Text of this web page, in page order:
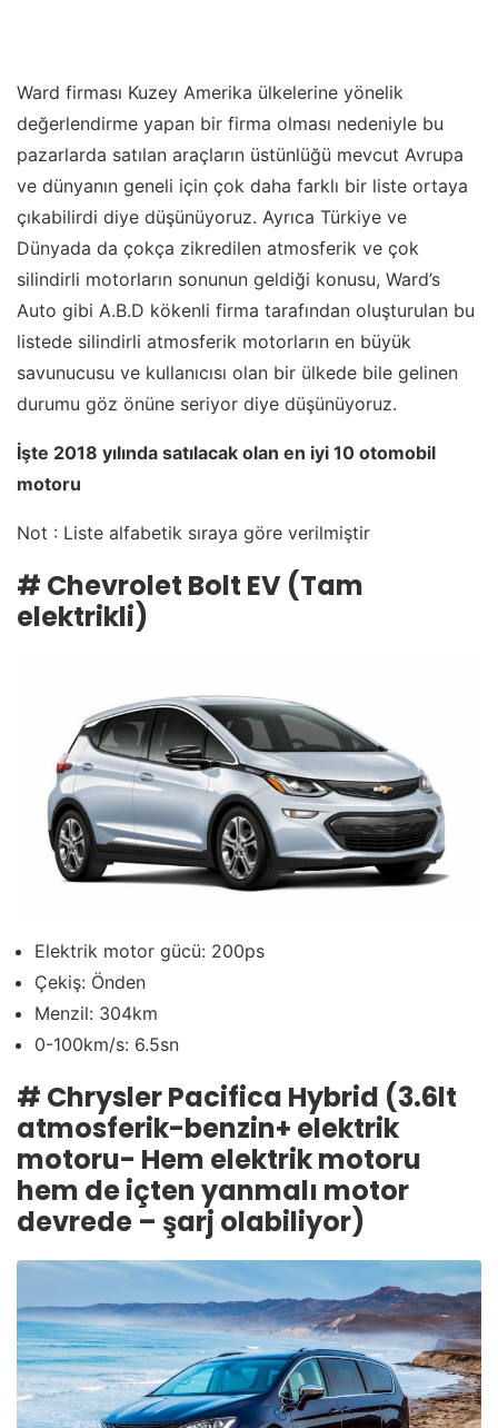
Ward firması Kuzey Amerika ülkelerine yönelik
değerlendirme yapan bir firma olması nedeniyle bu
pazarlarda satılan araçların üstünlüğü mevcut Avrupa
ve dünyanın geneli için çok daha farklı bir liste ortaya
çıkabilirdi diye düşünüyoruz. Ayrıca Türkiye ve
Dünyada da çokça zikredilen atmosferik ve çok
silindirli motorların sonunun geldiği konusu, Ward’s
Auto gibi A.B.D kökenli firma tarafından oluşturulan bu
listede silindirli atmosferik motorların en büyük
savunucusu ve kullanıcısı olan bir ülkede bile gelinen
durumu göz önüne seriyor diye düşünüyoruz.
İşte 2018 yılında satılacak olan en iyi 10 otomobil
motoru
Not : Liste alfabetik sıraya göre verilmiştir
# Chevrolet Bolt EV (Tam
elektrikli)
Elektrik motor gücü: 200ps
Çekiş: Önden
Menzil: 304km
0-100km/s: 6.5sn
# Chrysler Pacifica Hybrid (3.6lt
atmosferik-benzin+ elektrik
motoru- Hem elektrik motoru
hem de içten yanmalı motor
devrede – şarj olabiliyor)